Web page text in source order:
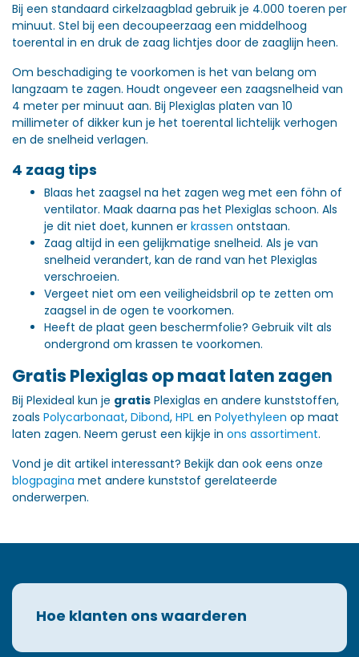
Bij een standaard cirkelzaagblad gebruik je 4.000 toeren per
minuut. Stel bij een decoupeerzaag een middelhoog
toerental in en druk de zaag lichtjes door de zaaglijn heen.
Om beschadiging te voorkomen is het van belang om
langzaam te zagen. Houdt ongeveer een zaagsnelheid van
4 meter per minuut aan. Bij Plexiglas platen van 10
millimeter of dikker kun je het toerental lichtelijk verhogen
en de snelheid verlagen.
4 zaag tips
Blaas het zaagsel na het zagen weg met een föhn of
ventilator. Maak daarna pas het Plexiglas schoon. Als
je dit niet doet, kunnen er krassen ontstaan.
Zaag altijd in een gelijkmatige snelheid. Als je van
snelheid verandert, kan de rand van het Plexiglas
verschroeien.
Vergeet niet om een veiligheidsbril op te zetten om
zaagsel in de ogen te voorkomen.
Heeft de plaat geen beschermfolie? Gebruik vilt als
ondergrond om krassen te voorkomen.
Gratis Plexiglas op maat laten zagen
Bij Plexideal kun je gratis Plexiglas en andere kunststoffen,
zoals Polycarbonaat, Dibond, HPL en Polyethyleen op maat
laten zagen. Neem gerust een kijkje in ons assortiment.
Vond je dit artikel interessant? Bekijk dan ook eens onze
blogpagina met andere kunststof gerelateerde
onderwerpen.
Hoe klanten ons waarderen